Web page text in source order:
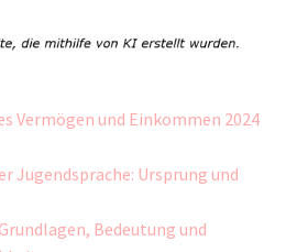
Vermögen und Einkommen 2024
Jugendsprache: Ursprung und
Bedeutung und